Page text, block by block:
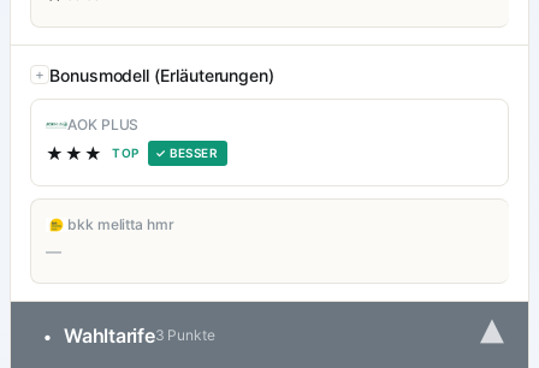
Bonusmodell (Erläuterungen)
AOK PLUS
★★★ TOP ✓ BESSER
bkk melitta hmr
—
• Wahltarife3 Punkte ▾